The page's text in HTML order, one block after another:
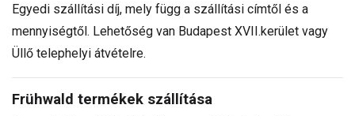
Egyedi szállítási díj, mely függ a szállítási címtől és a
mennyiségtől. Lehetőség van Budapest XVII.kerület vagy
Üllő telephelyi átvételre.
Frühwald termékek szállítása